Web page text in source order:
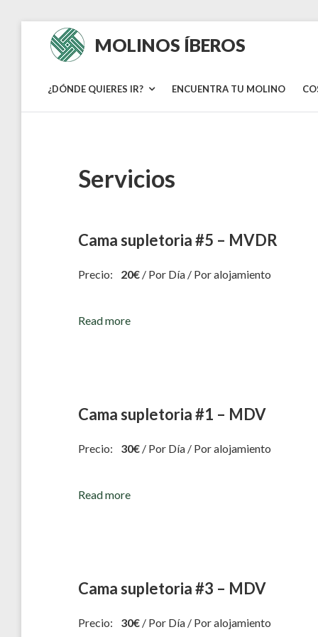
content
MOLINOS ÍBEROS
¿DÓNDE QUIERES IR? ENCUENTRA TU MOLINO
Servicios
Cama supletoria #5 – MVDR
Precio: 20€ / Por Día / Por alojamiento
Read more
Cama supletoria #1 – MDV
Precio: 30€ / Por Día / Por alojamiento
Read more
Cama supletoria #3 – MDV
Precio: 30€ / Por Día / Por alojamiento